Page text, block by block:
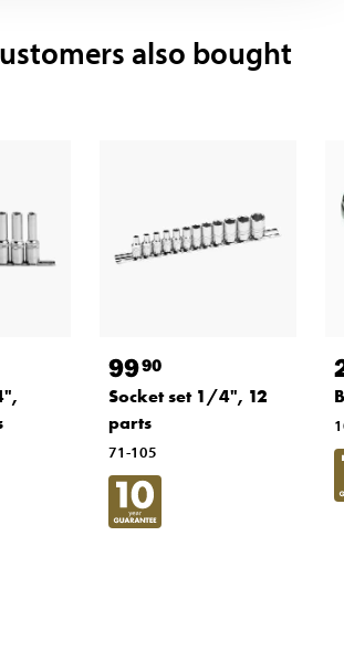
also bought
9990
Socket set 1/4", 12
parts
71-105